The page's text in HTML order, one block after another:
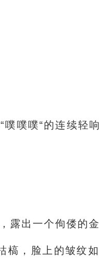
噗噗“的连续轻
露出一个佝偻的金
槁，脸上的皱纹